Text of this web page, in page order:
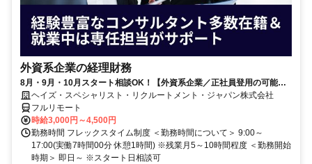
外資系企業の経理財務
8月・9月・10月スタート相談OK！【外資系企業／正社員登用の可能性
大／700万～800万／リモート勤務OK】経理財務
ヘイズ・スペシャリスト・リクルートメント・ジャパン株式会社
フルリモート
時給3,000円～4,500円
勤務時間 フレックスタイム制度 ＜勤務時間について＞ 9:00～
17:00(実働7時間00分 休憩1時間) ※残業月5～10時間程度 ＜勤務開始
時期＞ 即日～ ※スタート日相談可